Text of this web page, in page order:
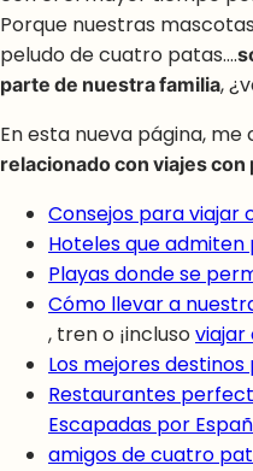
Porque nuestras
peludo de cuatro patas….
parte de nuestra familia,
En esta nueva página,
relacionado con viajes
Consejos para viajar
Hoteles que admiten
Playas donde se
Cómo llevar a
, tren o ¡incluso
Los mejores
Restaurantes
Escapadas por
amigos de cuatro